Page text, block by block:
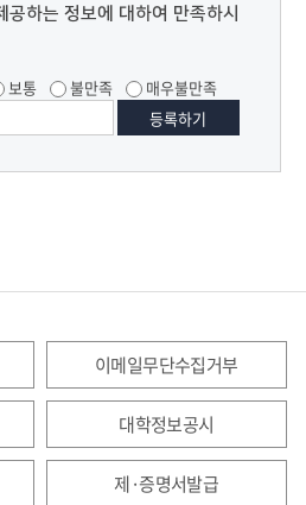
공하는 정보에 대하여 만족하시
보통 불만족 매우불만족
이메일무단수집거부
대학정보공시
제·증명서발급